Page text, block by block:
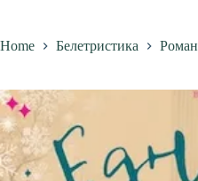
Home Белетристика